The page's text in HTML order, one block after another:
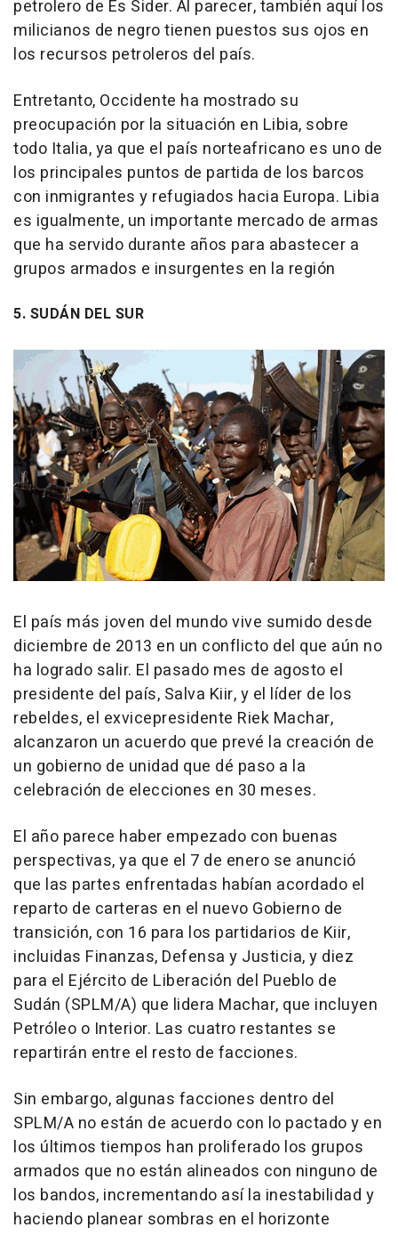
petrolero de Es Sider. Al parecer, también aquí los
milicianos de negro tienen puestos sus ojos en
los recursos petroleros del país.
Entretanto, Occidente ha mostrado su
preocupación por la situación en Libia, sobre
todo Italia, ya que el país norteafricano es uno de
los principales puntos de partida de los barcos
con inmigrantes y refugiados hacia Europa. Libia
es igualmente, un importante mercado de armas
que ha servido durante años para abastecer a
grupos armados e insurgentes en la región
5. SUDÁN DEL SUR
El país más joven del mundo vive sumido desde
diciembre de 2013 en un conflicto del que aún no
ha logrado salir. El pasado mes de agosto el
presidente del país, Salva Kiir, y el líder de los
rebeldes, el exvicepresidente Riek Machar,
alcanzaron un acuerdo que prevé la creación de
un gobierno de unidad que dé paso a la
celebración de elecciones en 30 meses.
El año parece haber empezado con buenas
perspectivas, ya que el 7 de enero se anunció
que las partes enfrentadas habían acordado el
reparto de carteras en el nuevo Gobierno de
transición, con 16 para los partidarios de Kiir,
incluidas Finanzas, Defensa y Justicia, y diez
para el Ejército de Liberación del Pueblo de
Sudán (SPLM/A) que lidera Machar, que incluyen
Petróleo o Interior. Las cuatro restantes se
repartirán entre el resto de facciones.
Sin embargo, algunas facciones dentro del
SPLM/A no están de acuerdo con lo pactado y en
los últimos tiempos han proliferado los grupos
armados que no están alineados con ninguno de
los bandos, incrementando así la inestabilidad y
haciendo planear sombras en el horizonte